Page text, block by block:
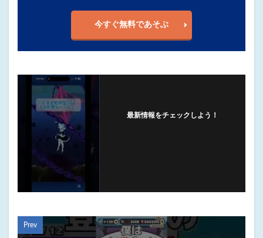
今すぐ無料であそぶ
最新情報をチェックしよう！
Prev